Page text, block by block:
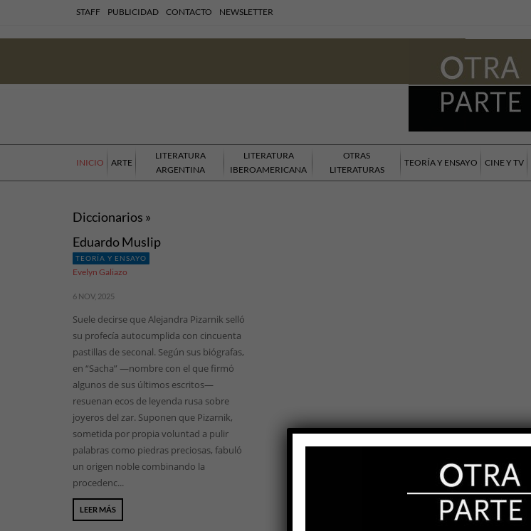
STAFF PUBLICIDAD CONTACTO NEWSLETTER
INICIO ARTE
LITERATURA
ARGENTINA
LITERATURA
IBEROAMERICANA
OTRAS
LITERATURAS
TEORÍA Y ENSAYO CINE Y TV
Diccionarios »
Eduardo Muslip
TEORÍA Y ENSAYO
Evelyn Galiazo
6 NOV, 2025
Suele decirse que Alejandra Pizarnik selló
su profecía autocumplida con cincuenta
pastillas de seconal. Según sus biógrafas,
en “Sacha” —nombre con el que firmó
algunos de sus últimos escritos—
resuenan ecos de leyenda rusa sobre
joyeros del zar. Suponen que Pizarnik,
sometida por propia voluntad a pulir
palabras como piedras preciosas, fabuló
un origen noble combinando la
procedenc...
LEER MÁS